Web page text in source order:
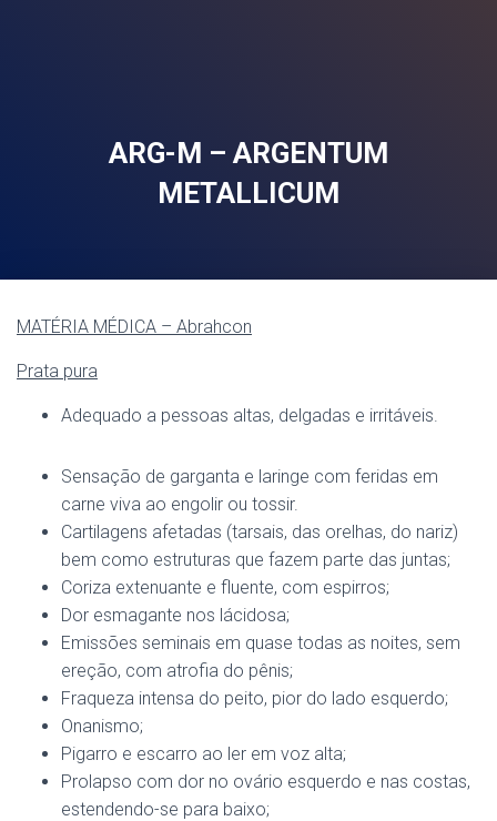
ARG-M – ARGENTUM
METALLICUM
MATÉRIA MÉDICA – Abrahcon
Prata pura
Adequado a pessoas altas, delgadas e irritáveis.
Sensação de garganta e laringe com feridas em
carne viva ao engolir ou tossir.
Cartilagens afetadas (tarsais, das orelhas, do nariz)
bem como estruturas que fazem parte das juntas;
Coriza extenuante e fluente, com espirros;
Dor esmagante nos lácidosa;
Emissões seminais em quase todas as noites, sem
ereção, com atrofia do pênis;
Fraqueza intensa do peito, pior do lado esquerdo;
Onanismo;
Pigarro e escarro ao ler em voz alta;
Prolapso com dor no ovário esquerdo e nas costas,
estendendo-se para baixo;